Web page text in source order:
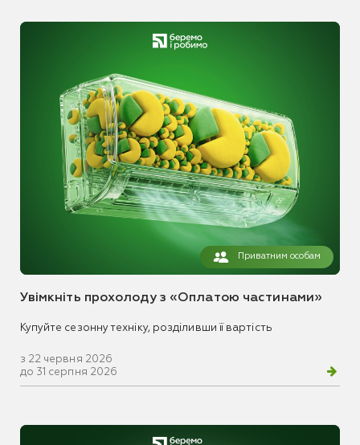
Приватним особам
Увімкніть прохолоду з «Оплатою частинами»
Купуйте сезонну техніку, розділивши її вартість
з 22 червня 2026
до 31 серпня 2026